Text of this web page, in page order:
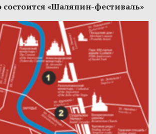
состоится «Шаляпин-фестиваль»